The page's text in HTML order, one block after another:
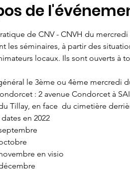
de
de CNV - CNVH du
les séminaires, à partir des
locaux. Ils sont ouverts à
le 3ème ou 4ème mercredi
: 2 avenue Condorcet à
Tillay, en face  du cimetière
en 2022
en visio